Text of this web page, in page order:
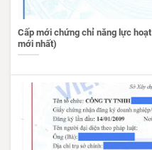
Cấp mới chứng chỉ năng lực
mới nhất)